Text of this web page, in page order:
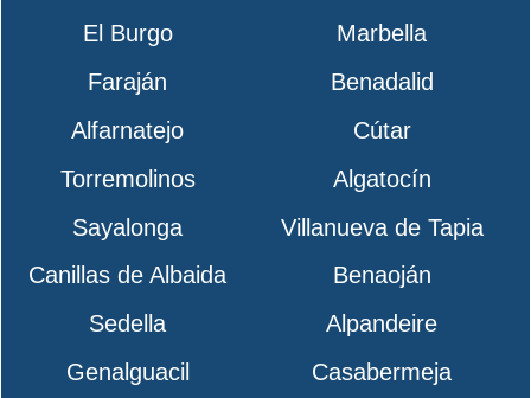
El Burgo
Marbella
Faraján
Benadalid
Alfarnatejo
Cútar
Torremolinos
Algatocín
Sayalonga
Villanueva de Tapia
Canillas de Albaida
Benaoján
Sedella
Alpandeire
Genalguacil
Casabermeja